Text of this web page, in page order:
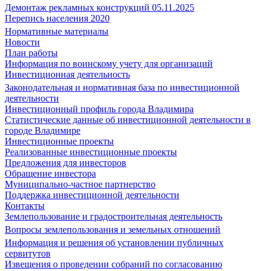
Демонтаж рекламных конструкций 05.11.2025
Перепись населения 2020
Нормативные материалы
Новости
План работы
Информация по воинскому учету для организаций
Инвестиционная деятельность
Законодательная и нормативная база по инвестиционной
деятельности
Инвестиционный профиль города Владимира
Статистические данные об инвестиционной деятельности в
городе Владимире
Инвестиционные проекты
Реализованные инвестиционные проекты
Предложения для инвесторов
Обращение инвестора
Муниципально-частное партнерство
Поддержка инвестиционной деятельности
Контакты
Землепользование и градостроительная деятельность
Вопросы землепользования и земельных отношений
Информация и решения об установлении публичных
сервитутов
Извещения о проведении собраний по согласованию